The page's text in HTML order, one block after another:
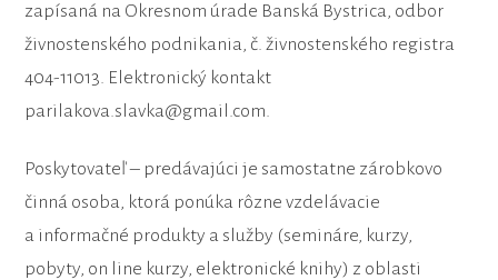
zapísaná na Okresnom úrade Banská Bystrica, odbor
živnostenského podnikania, č. živnostenského registra
404-11013. Elektronický kontakt
parilakova.slavka@gmail.com.
Poskytovateľ – predávajúci je samostatne zárobkovo
činná osoba, ktorá ponúka rôzne vzdelávacie
a informačné produkty a služby (semináre, kurzy,
pobyty, on line kurzy, elektronické knihy) z oblasti